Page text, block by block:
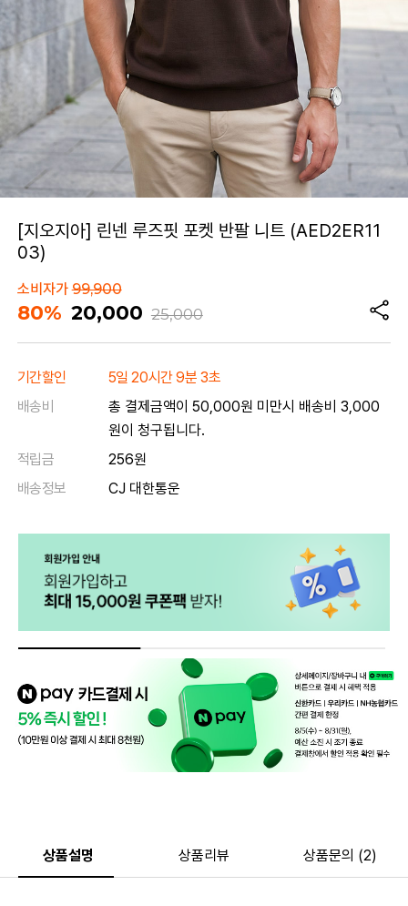
[지오지아] 린넨 루즈핏 포켓 반팔 니트 (AED2ER11
03)
소비자가99,900
80% 20,000 25,000
기간할인
5일 20시간 9분 3초
배송비
총 결제금액이 50,000원 미만시 배송비 3,000
원이 청구됩니다.
적립금
256원
배송정보
CJ 대한통운
상품설명 상품리뷰 상품문의 (2)